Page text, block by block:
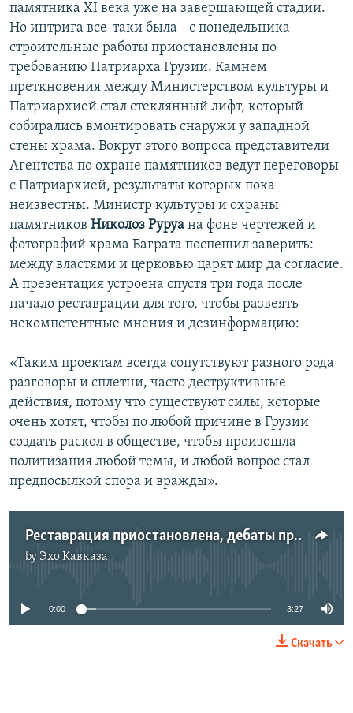
памятника XI века уже на завершающей стадии.
Но интрига все-таки была - с понедельника
строительные работы приостановлены по
требованию Патриарха Грузии. Камнем
преткновения между Министерством культуры и
Патриархией стал стеклянный лифт, который
собирались вмонтировать снаружи у западной
стены храма. Вокруг этого вопроса представители
Агентства по охране памятников ведут переговоры
с Патриархией, результаты которых пока
неизвестны. Министр культуры и охраны
памятников Николоз Руруа на фоне чертежей и
фотографий храма Баграта поспешил заверить:
между властями и церковью царят мир да согласие.
А презентация устроена спустя три года после
начало реставрации для того, чтобы развеять
некомпетентные мнения и дезинформацию:
«Таким проектам всегда сопутствуют разного рода
разговоры и сплетни, часто деструктивные
действия, потому что существуют силы, которые
очень хотят, чтобы по любой причине в Грузии
создать раскол в обществе, чтобы произошла
политизация любой темы, и любой вопрос стал
предпосылкой спора и вражды».
Реставрация приостановлена, дебаты продолжаются
by Эхо Кавказа
0:00 3:27
Скачать